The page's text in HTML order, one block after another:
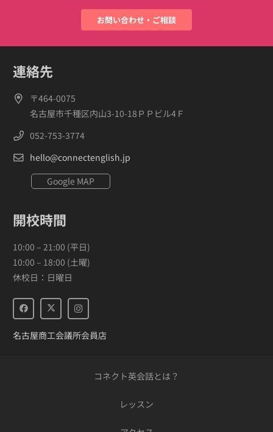
お問い合わせ・ご相談
連絡先
〒464-0075
名古屋市千種区内山3-10-18ＰＰビル4Ｆ
052-753-3774
hello@connectenglish.jp
Google MAP
開校時間
10:00 – 21:00 (平日)
10:00 – 18:00 (土曜)
休校日：日曜日
名古屋商工会議所会員店
コネクト英会話とは？
レッスン